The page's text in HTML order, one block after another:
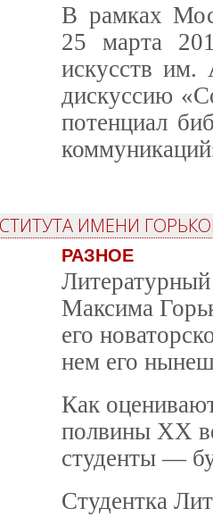
В рамках
25 марта
искусств им.
дискуссию
потенциал
ИМЕНИ
РАЗНОЕ
Максима
его
нем его
Как
полвины XX
студенты —
Студентка